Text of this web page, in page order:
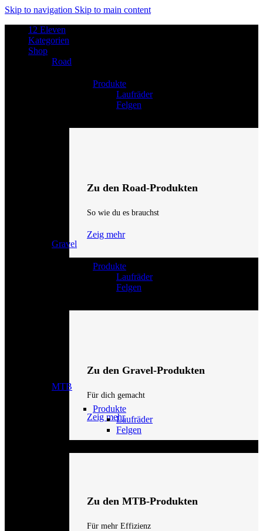
Skip to navigation Skip to main content
12 Eleven
Kategorien
Shop
Road
Produkte
Laufräder
Felgen
Zu den Road-Produkten
So wie du es brauchst
Zeig mehr
Gravel
Produkte
Laufräder
Felgen
Zu den Gravel-Produkten
Für dich gemacht
Zeig mehr
MTB
Produkte
Laufräder
Felgen
Zu den MTB-Produkten
Für mehr Effizienz